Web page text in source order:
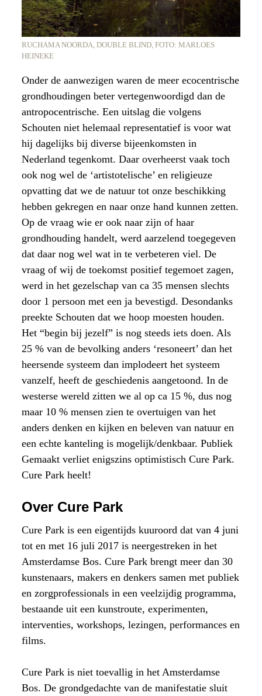
RUCHAMA NOORDA, DOUBLE BLIND, FOTO: MARLOES
HEINEKE
Onder de aanwezigen waren de meer ecocentrische
grondhoudingen beter vertegenwoordigd dan de
antropocentrische. Een uitslag die volgens
Schouten niet helemaal representatief is voor wat
hij dagelijks bij diverse bijeenkomsten in
Nederland tegenkomt. Daar overheerst vaak toch
ook nog wel de ‘artistotelische’ en religieuze
opvatting dat we de natuur tot onze beschikking
hebben gekregen en naar onze hand kunnen zetten.
Op de vraag wie er ook naar zijn of haar
grondhouding handelt, werd aarzelend toegegeven
dat daar nog wel wat in te verbeteren viel. De
vraag of wij de toekomst positief tegemoet zagen,
werd in het gezelschap van ca 35 mensen slechts
door 1 persoon met een ja bevestigd. Desondanks
preekte Schouten dat we hoop moesten houden.
Het “begin bij jezelf” is nog steeds iets doen. Als
25 % van de bevolking anders ‘resoneert’ dan het
heersende systeem dan implodeert het systeem
vanzelf, heeft de geschiedenis aangetoond. In de
westerse wereld zitten we al op ca 15 %, dus nog
maar 10 % mensen zien te overtuigen van het
anders denken en kijken en beleven van natuur en
een echte kanteling is mogelijk/denkbaar. Publiek
Gemaakt verliet enigszins optimistisch Cure Park.
Cure Park heelt!
Over Cure Park
Cure Park is een eigentijds kuuroord dat van 4 juni
tot en met 16 juli 2017 is neergestreken in het
Amsterdamse Bos. Cure Park brengt meer dan 30
kunstenaars, makers en denkers samen met publiek
en zorgprofessionals in een veelzijdig programma,
bestaande uit een kunstroute, experimenten,
interventies, workshops, lezingen, performances en
films.
Cure Park is niet toevallig in het Amsterdamse
Bos. De grondgedachte van de manifestatie sluit